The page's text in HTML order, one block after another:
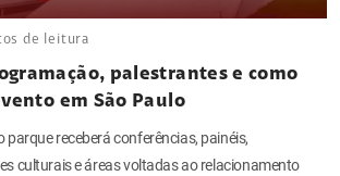
de leitura
palestrantes e como
em São Paulo
parque receberá conferências, painéis,
culturais e áreas voltadas ao relacionamento